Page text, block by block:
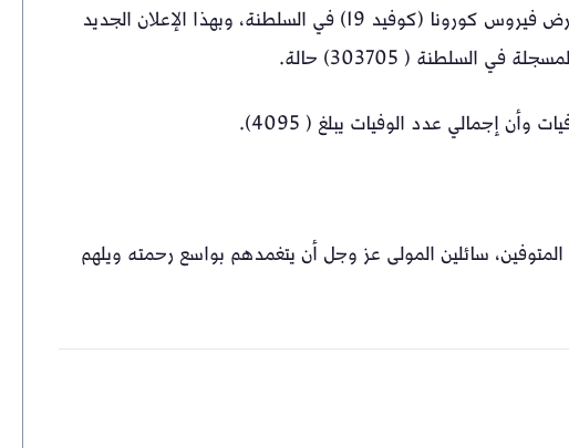
أعلنت وزارة الصحة عن تسجيل ( 32) إصابة بمرض فيروس كورونا (كوفيد 19) في السلطنة، وبهذا الإعلان الجديد
السلطنة ( 303705) حالة.
إجمالي عدد الوفيات يبلغ ( 4095).
المتوفين، سائلين المولى عز وجل أن يتغمدهم بواسع رحمته ويلهم